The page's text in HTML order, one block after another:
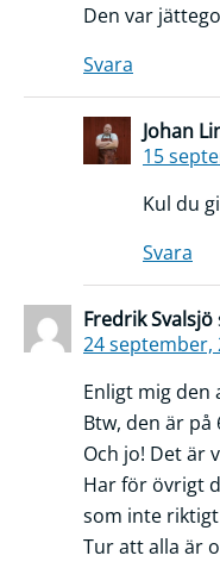
Den var
Svara
Johan
15
Kul du
Svara
Fredrik Svalsjö
24 september,
Enligt mig den
Btw, den är på
Och jo! Det är
Har för övrigt
som inte
Tur att alla är